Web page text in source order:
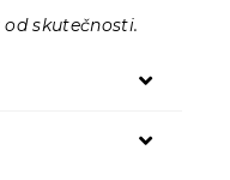
skutečnosti.